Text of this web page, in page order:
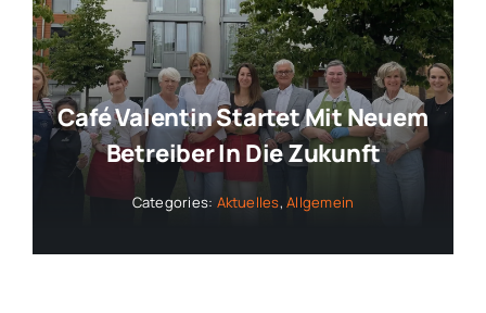
Café Valentin Startet Mit Neuem
Betreiber In Die Zukunft
Categories: Aktuelles,Allgemein